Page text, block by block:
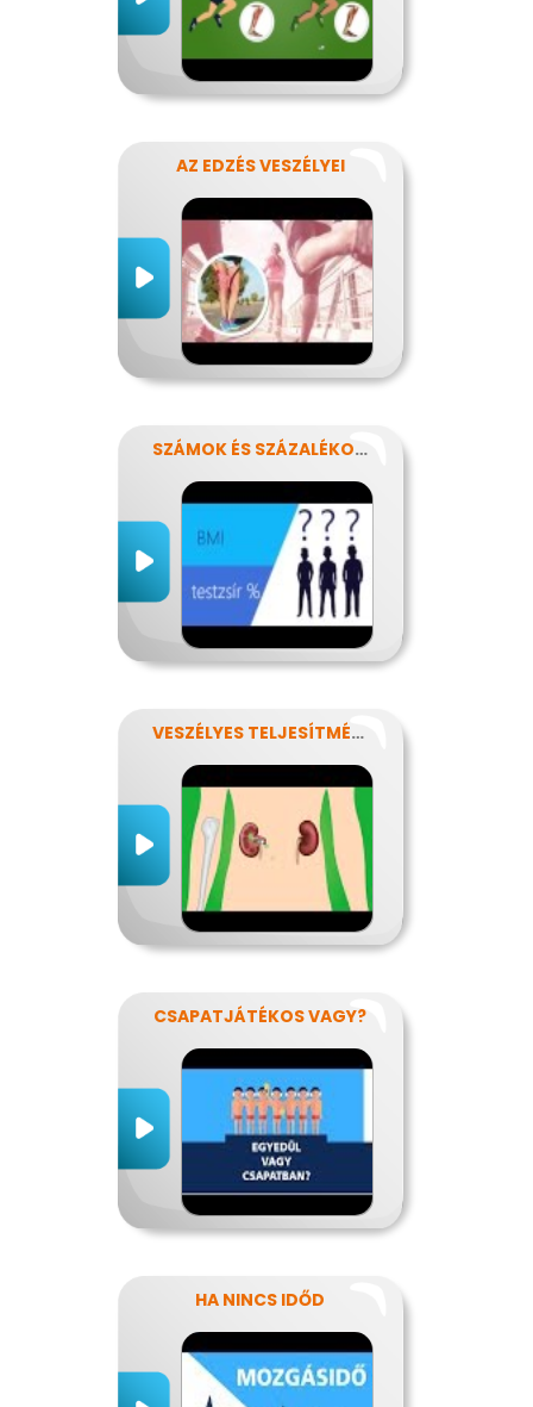
AZ EDZÉS VESZÉLYEI
SZÁMOK ÉS SZÁZALÉKOK REJTELMEI
VESZÉLYES TELJESÍTMÉNY
CSAPATJÁTÉKOS VAGY?
HA NINCS IDŐD